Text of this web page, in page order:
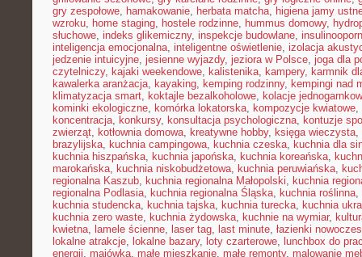
gry zespołowe, hamakowanie, herbata matcha, higiena jamy
wzroku, home staging, hostele rodzinne, hummus domowy,
słuchowe, indeks glikemiczny, inspekcje budowlane,
inteligencja emocjonalna, inteligentne oświetlenie, izolacja
jedzenie intuicyjne, jesienne wyjazdy, jeziora w Polsce, joga dla
czytelniczy, kajaki weekendowe, kalistenika, kampery, karmnik
kawalerka aranżacja, kayaking, kemping rodzinny, kempingi nad
klimatyzacja smart, koktajle bezalkoholowe, kolacje
kominki ekologiczne, komórka lokatorska, kompozycje kwiatowe,
koncentracja, konkursy, konsultacja psychologiczna, kontuzje
zwierząt, kotłownia domowa, kreatywne hobby, księga wieczysta,
brazylijska, kuchnia campingowa, kuchnia czeska, kuchnia dla
kuchnia hiszpańska, kuchnia japońska, kuchnia koreańska,
marokańska, kuchnia niskobudżetowa, kuchnia peruwiańska,
regionalna Kaszub, kuchnia regionalna Małopolski, kuchnia
regionalna Podlasia, kuchnia regionalna Śląska, kuchnia roślinna,
kuchnia studencka, kuchnia tajska, kuchnia turecka, kuchnia
kuchnia zero waste, kuchnia żydowska, kuchnie na wymiar,
kwietna, lamele ścienne, laser tag, last minute, łazienki
lokalne atrakcje, lokalne bazary, loty czarterowe, lunchbox do
energii, majówka, małe mieszkanie, małe remonty, malowanie